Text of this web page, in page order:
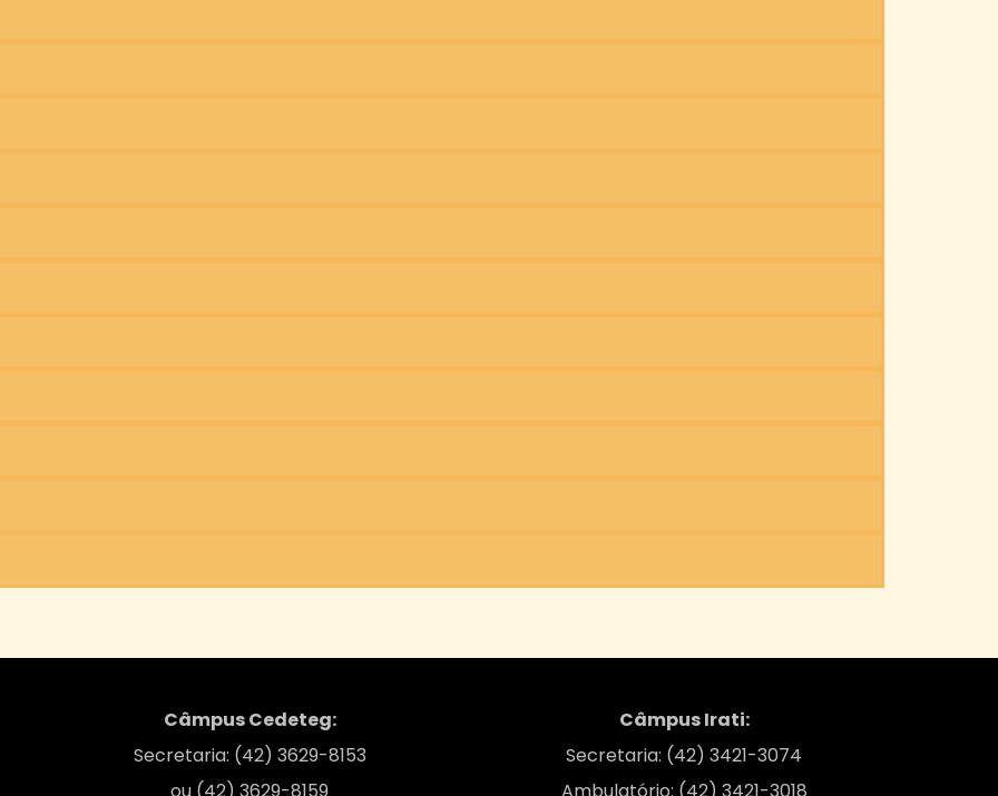
Câmpus Cedeteg:
Secretaria: (42) 3629-8153
ou (42) 3629-8159
Câmpus Irati:
Secretaria: (42) 3421-3074
Ambulatório: (42) 3421-3018